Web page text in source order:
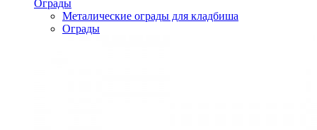
Ограды
Металические ограды для кладбиша
Ограды